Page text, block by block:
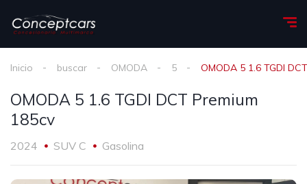
Inicio buscar OMODA 5 OMODA 5 1.6 TGDI
OMODA 5 1.6 TGDI DCT Premium
185cv
2024 SUV C Gasolina